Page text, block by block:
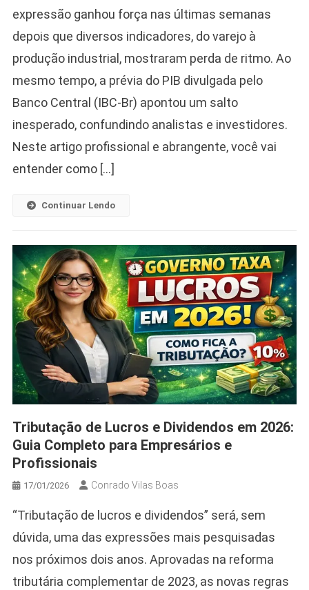
expressão ganhou força nas últimas semanas
depois que diversos indicadores, do varejo à
produção industrial, mostraram perda de ritmo. Ao
mesmo tempo, a prévia do PIB divulgada pelo
Banco Central (IBC-Br) apontou um salto
inesperado, confundindo analistas e investidores.
Neste artigo profissional e abrangente, você vai
entender como […]
Continuar Lendo
Tributação de Lucros e Dividendos em 2026:
Guia Completo para Empresários e
Profissionais
17/01/2026 Conrado Vilas Boas
“Tributação de lucros e dividendos” será, sem
dúvida, uma das expressões mais pesquisadas
nos próximos dois anos. Aprovadas na reforma
tributária complementar de 2023, as novas regras